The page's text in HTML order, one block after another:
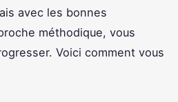
avec les bonnes
méthodique, vous
Voici comment vous